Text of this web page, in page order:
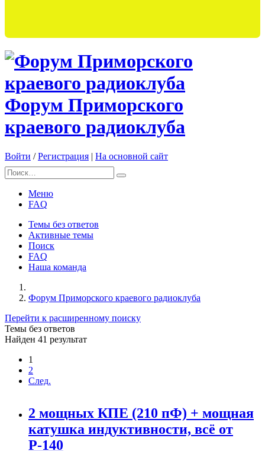
Форум Приморского
краевого радиоклуба
Войти /Регистрация | На основной сайт
Меню
FAQ
Темы без ответов
Активные темы
Поиск
FAQ
Наша команда
Форум Приморского краевого радиоклуба
Перейти к расширенному поиску
Темы без ответов
Найден 41 результат
1
2
След.
2 мощных КПЕ (210 пФ) + мощная
катушка индуктивности, всё от
Р-140